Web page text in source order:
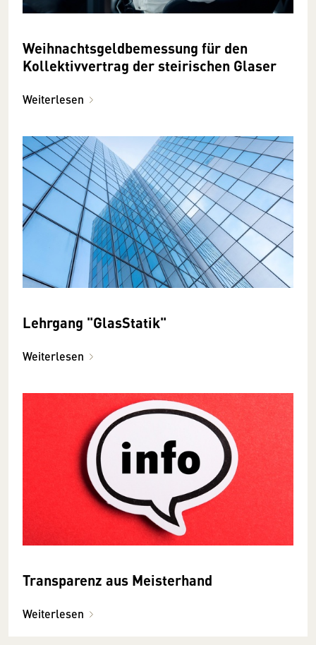
Weihnachtsgeldbemessung für den
Kollektivvertrag der steirischen Glaser
Weiterlesen
Lehrgang "GlasStatik"
Weiterlesen
Transparenz aus Meisterhand
Weiterlesen